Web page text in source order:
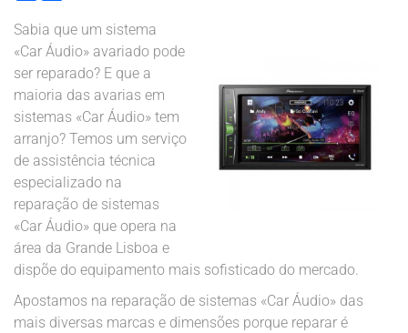
Sabia que um sistema
«Car Áudio» avariado pode
ser reparado? E que a
maioria das avarias em
sistemas «Car Áudio» tem
arranjo? Temos um serviço
de assistência técnica
especializado na
reparação de sistemas
«Car Áudio» que opera na
área da Grande Lisboa e
dispõe do equipamento mais sofisticado do mercado.
Apostamos na reparação de sistemas «Car Áudio» das
mais diversas marcas e dimensões porque reparar é